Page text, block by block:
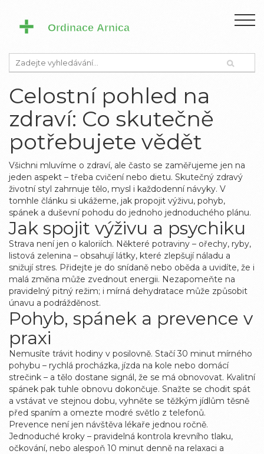
Celostní pohled na
zdraví: Co skutečně
potřebujete vědět
Všichni mluvíme o zdraví, ale často se zaměřujeme jen na
jeden aspekt – třeba cvičení nebo dietu. Skutečný zdravý
životní styl zahrnuje tělo, mysl i každodenní návyky. V
tomhle článku si ukážeme, jak propojit výživu, pohyb,
spánek a duševní pohodu do jednoho jednoduchého plánu.
Jak spojit výživu a psychiku
Strava není jen o kaloriích. Některé potraviny – ořechy, ryby,
listová zelenina – obsahují látky, které zlepšují náladu a
snižují stres. Přidejte je do snídaně nebo oběda a uvidíte, že i
malá změna může zvednout energii. Nezapomeňte na
pravidelný pitný režim; i mírná dehydratace může způsobit
únavu a podrážděnost.
Pohyb, spánek a prevence v
praxi
Nemusíte trávit hodiny v posilovně. Stačí 30 minut mírného
pohybu – rychlá procházka, jízda na kole nebo domácí
strečink – a tělo dostane signál, že se má obnovovat. Kvalitní
spánek pak tuhle obnovu dokončuje. Snažte se chodit spát
a vstávat ve stejnou dobu, vyhněte se těžkým jídlům těsně
před spaním a omezte modré světlo z telefonů.
Prevence není jen návštěva lékaře jednou ročně.
Jednoduché kroky – pravidelná kontrola krevního tlaku,
očkování, nebo alespoň 10 minut denně na relaxaci a